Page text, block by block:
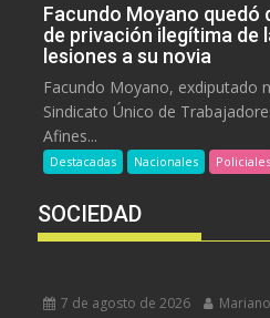
Facundo Moyano quedó
de privación ilegítima de
lesiones a su novia
Facundo Moyano, exdiputado
Sindicato Único de
Afines...
Destacadas Nacionales Policiales
SOCIEDAD
7 de agosto de 2026